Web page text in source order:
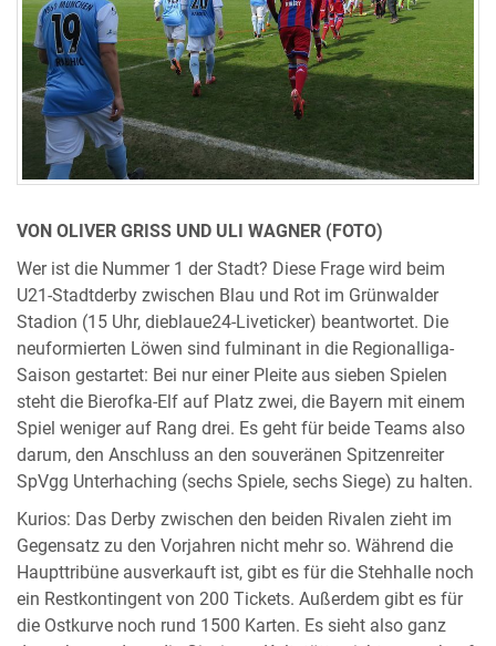
VON OLIVER GRISS UND ULI WAGNER (FOTO)
Wer ist die Nummer 1 der Stadt? Diese Frage wird beim
U21-Stadtderby zwischen Blau und Rot im Grünwalder
Stadion (15 Uhr, dieblaue24-Liveticker) beantwortet. Die
neuformierten Löwen sind fulminant in die Regionalliga-
Saison gestartet: Bei nur einer Pleite aus sieben Spielen
steht die Bierofka-Elf auf Platz zwei, die Bayern mit einem
Spiel weniger auf Rang drei. Es geht für beide Teams also
darum, den Anschluss an den souveränen Spitzenreiter
SpVgg Unterhaching (sechs Spiele, sechs Siege) zu halten.
Kurios: Das Derby zwischen den beiden Rivalen zieht im
Gegensatz zu den Vorjahren nicht mehr so. Während die
Haupttribüne ausverkauft ist, gibt es für die Stehhalle noch
ein Restkontingent von 200 Tickets. Außerdem gibt es für
die Ostkurve noch rund 1500 Karten. Es sieht also ganz